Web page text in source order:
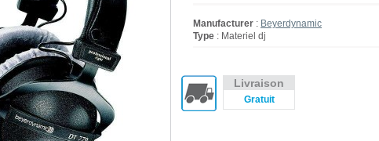
Manufacturer : Beyerdynamic
Type : Materiel dj
Livraison
Gratuit